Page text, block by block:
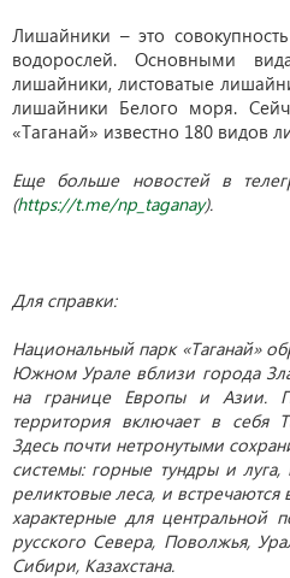
Лишайники – это
водорослей. Основными
лишайники, листоватые
лишайники Белого моря.
«Таганай» известно 180 видов
Еще больше новостей в
(https://t.me/np_taganay).
Для справки:
Национальный парк «Таганай»
Южном Урале вблизи города
на границе Европы и Азии.
территория включает в себя
Здесь почти нетронутыми
системы: горные тундры и
реликтовые леса, и
характерные для центральной
русского Севера, Поволжья,
Сибири, Казахстана.